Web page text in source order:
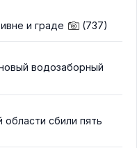
и граде (737)
водозаборный
сбили пять